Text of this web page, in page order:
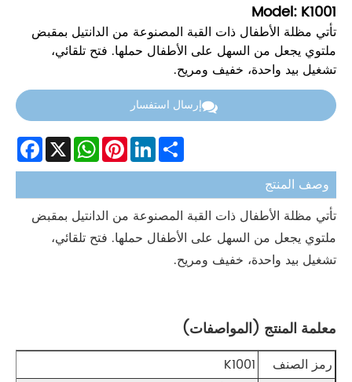
Model: K1001
تأتي مظلة الأطفال ذات القبة المصنوعة من الدانتيل بمقبض
ملتوي يجعل من السهل على الأطفال حملها. فتح تلقائي،
تشغيل بيد واحدة، خفيف ومريح.
إرسال استفسار
X
WhatsAppPinterestLinkedIn Share
وصف المنتج
تأتي مظلة الأطفال ذات القبة المصنوعة من الدانتيل بمقبض
ملتوي يجعل من السهل على الأطفال حملها. فتح تلقائي،
تشغيل بيد واحدة، خفيف ومريح.
معلمة المنتج (المواصفات)
رمز الصنف
K1001